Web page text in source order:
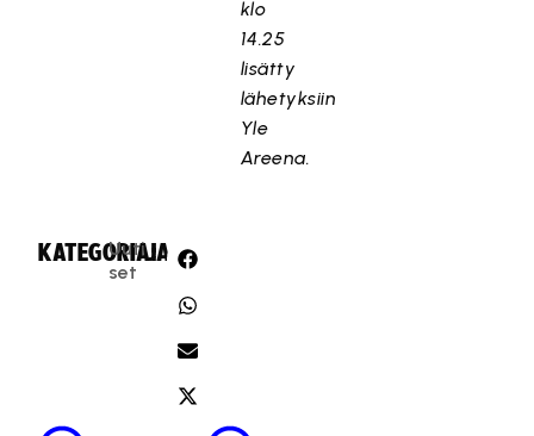
klo
14.25
lisätty
lähetyksiin
Yle
Areena.
KATEGORIA:
Uuti
set
JAA: